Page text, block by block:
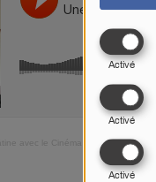
Activé
Activé
Activé
avec le Cinéma de Coulonge